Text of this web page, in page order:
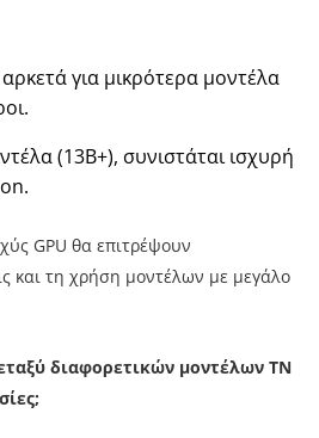
αρκετά για μικρότερα μοντέλα
(13B+), συνιστάται ισχυρή
GPU θα επιτρέψουν
και τη χρήση μοντέλων με μεγάλο
διαφορετικών μοντέλων ΤΝ